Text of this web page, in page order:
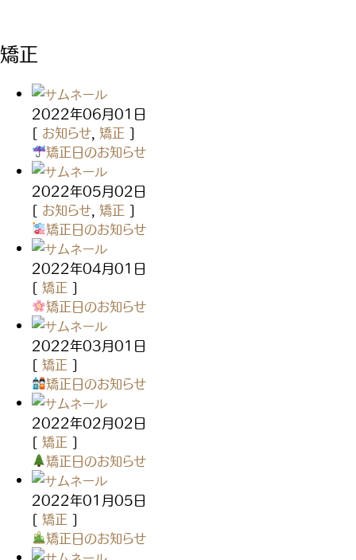
矯正
2022年06月01日
[ お知らせ 矯正 ]
矯正日のお知らせ
2022年05月02日
[ お知らせ 矯正 ]
矯正日のお知らせ
2022年04月01日
[ 矯正 ]
矯正日のお知らせ
2022年03月01日
[ 矯正 ]
矯正日のお知らせ
2022年02月02日
[ 矯正 ]
矯正日のお知らせ
2022年01月05日
[ 矯正 ]
矯正日のお知らせ